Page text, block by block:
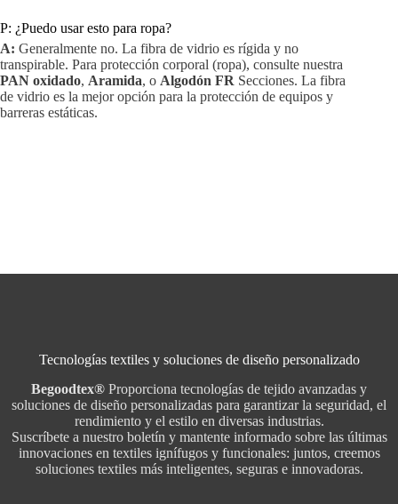
P: ¿Puedo usar esto para ropa?
A: Generalmente no. La fibra de vidrio es rígida y no
transpirable. Para protección corporal (ropa), consulte nuestra
PAN oxidado, Aramida, o Algodón FR Secciones. La fibra
de vidrio es la mejor opción para la protección de equipos y
barreras estáticas.
Tecnologías textiles y soluciones de diseño personalizado
Begoodtex® Proporciona tecnologías de tejido avanzadas y
soluciones de diseño personalizadas para garantizar la seguridad, el
rendimiento y el estilo en diversas industrias.
Suscríbete a nuestro boletín y mantente informado sobre las últimas
innovaciones en textiles ignífugos y funcionales: juntos, creemos
soluciones textiles más inteligentes, seguras e innovadoras.